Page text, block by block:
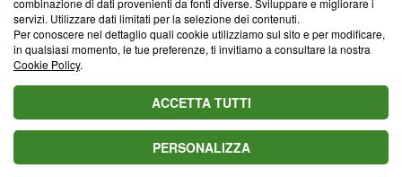
Blasting SA, IDI CHE-247.845.224, Via Carlo Frasca, 3 - 6900
Lugano (Svizzera) Tel:+39 0690258937
© 2026 Blasting News
combinazione di dati provenienti da fonti diverse. Sviluppare e migliorare i
servizi. Utilizzare dati limitati per la selezione dei contenuti.
Per conoscere nel dettaglio quali cookie utilizziamo sul sito e per modificare,
in qualsiasi momento, le tue preferenze, ti invitiamo a consultare la nostra
Cookie Policy.
ACCETTA TUTTI
PERSONALIZZA